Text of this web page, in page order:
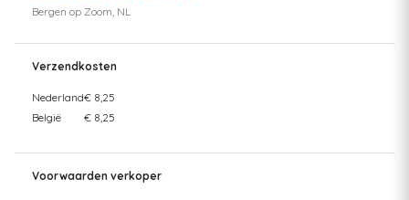
Bergen op Zoom, NL
Verzendkosten
Nederland€ 8,25
België
€ 8,25
Voorwaarden verkoper